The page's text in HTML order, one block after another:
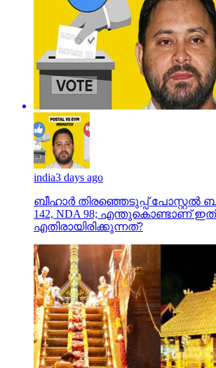
india3 days ago
ബീഹാർ തിരഞ്ഞെടുപ്പ് പോസ്റ്റൽ
142, NDA 98; എന്തുകൊണ്ടാണ്
എതിരായിരിക്കുന്നത്?